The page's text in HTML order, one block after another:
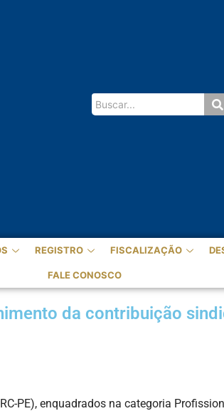
REGISTRO FISCALIZAÇÃO
FALE CONOSCO
da contribuição
PE), enquadrados na categoria